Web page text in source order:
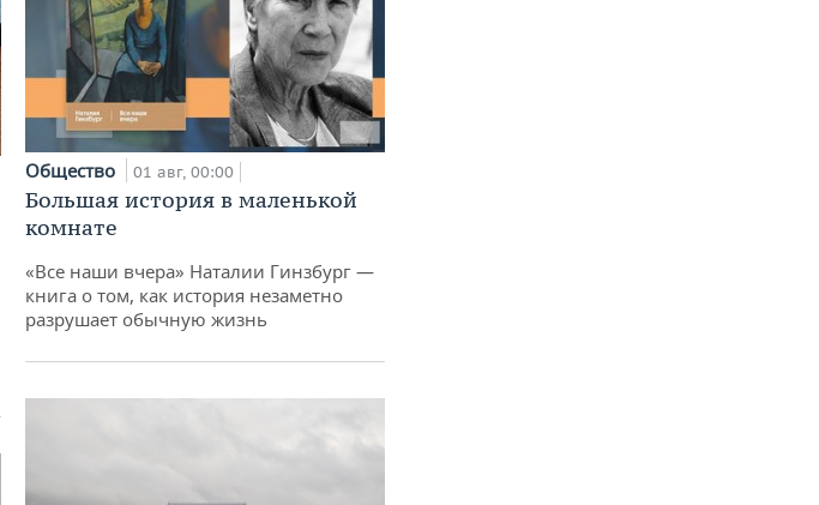
Общество 01 авг, 00:00
Большая история в маленькой
комнате
«Все наши вчера» Наталии Гинзбург —
книга о том, как история незаметно
разрушает обычную жизнь